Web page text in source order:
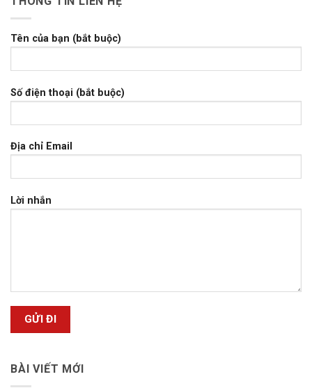
Tên của bạn (bắt buộc)
Số điện thoại (bắt buộc)
Địa chỉ Email
Lời nhắn
BÀI VIẾT MỚI